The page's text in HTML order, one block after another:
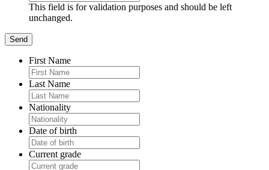
This field is for validation purposes and should be left
unchanged.
First Name
Last Name
Nationality
Date of birth
Current grade